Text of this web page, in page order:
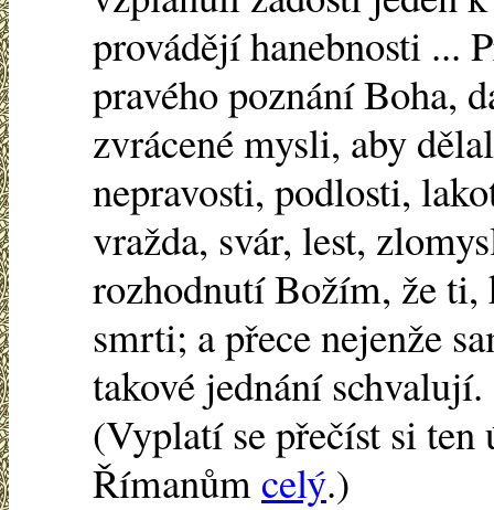
provádějí hanebnosti ...
pravého poznání Boha,
zvrácené mysli, aby
nepravosti, podlosti,
vražda, svár, lest,
rozhodnutí Božím, že
smrti; a přece nejenže
takové jednání schvalují.
(Vyplatí se přečíst si ten
Římanům celý.)